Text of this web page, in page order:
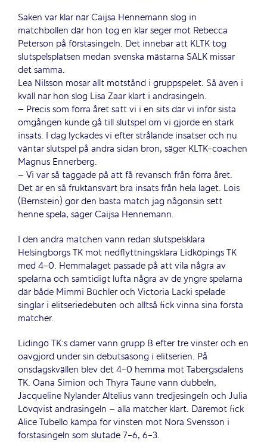
Saken var klar när Caijsa Hennemann slog in
matchbollen där hon tog en klar seger mot Rebecca
Peterson på förstasingeln. Det innebar att KLTK tog
slutspelsplatsen medan svenska mästarna SALK missar
det samma.
Lea Nilsson mosar allt motstånd i gruppspelet. Så även i
kväll när hon slog Lisa Zaar klart i andrasingeln.
– Precis som förra året satt vi i en sits där vi inför sista
omgången kunde gå till slutspel om vi gjorde en stark
insats. I dag lyckades vi efter strålande insatser och nu
väntar slutspel på andra sidan bron, säger KLTK-coachen
Magnus Ennerberg.
– Vi var så taggade på att få revansch från förra året.
Det är en så fruktansvärt bra insats från hela laget. Lois
(Bernstein) gör den bästa match jag någonsin sett
henne spela, säger Caijsa Hennemann.
I den andra matchen vann redan slutspelsklara
Helsingborgs TK mot nedflyttningsklara Lidköpings TK
med 4-0. Hemmalaget passade på att vila några av
spelarna och samtidigt lufta några av de yngre spelarna
där både Mimmi Büchler och Victoria Lacki spelade
singlar i elitseriedebuten och alltså fick vinna sina första
matcher.
Lidingö TK:s damer vann grupp B efter tre vinster och en
oavgjord under sin debutsäsong i elitserien. På
onsdagskvällen blev det 4-0 hemma mot Tabergsdalens
TK. Oana Simion och Thyra Taune vann dubbeln,
Jacqueline Nylander Altelius vann tredjesingeln och Julia
Lövqvist andrasingeln – alla matcher klart. Däremot fick
Alice Tubello kämpa för vinsten mot Nora Svensson i
förstasingeln som slutade 7-6, 6-3.